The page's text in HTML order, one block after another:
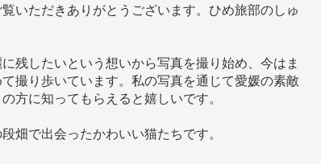
いただきありがとうございます。ひめ旅部のしゅ
残したいという想いから写真を撮り始め、今はま
撮り歩いています。私の写真を通じて愛媛の素敵
方に知ってもらえると嬉しいです。
畑で出会ったかわいい猫たちです。